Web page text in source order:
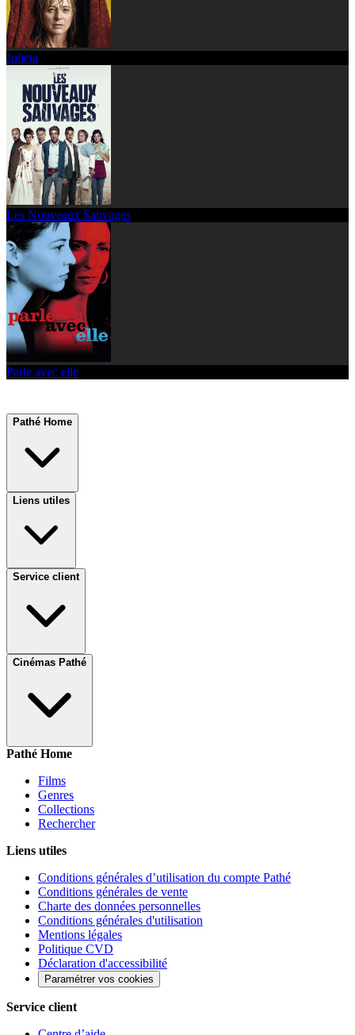
Julieta
Les Nouveaux Sauvages
Parle avec elle
Pathé Home
Liens utiles
Service client
Cinémas Pathé
Pathé Home
Films
Genres
Collections
Rechercher
Liens utiles
Conditions générales d’utilisation du compte Pathé
Conditions générales de vente
Charte des données personnelles
Conditions générales d'utilisation
Mentions légales
Politique CVD
Déclaration d'accessibilité
Paramétrer vos cookies
Service client